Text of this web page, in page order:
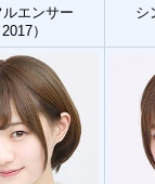
ルエンサー
2017）
シ